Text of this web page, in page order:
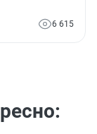
6 615